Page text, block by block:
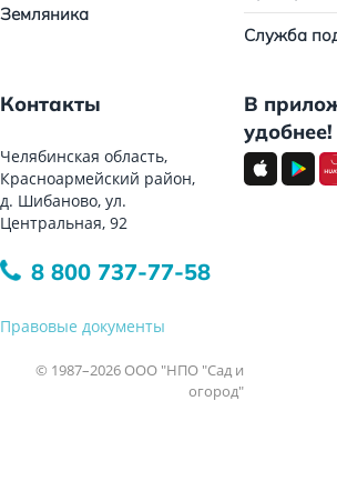
Земляника
Служба
Контакты
Челябинская область,
Красноармейский район,
д. Шибаново, ул.
Центральная, 92
8 800 737-77-58
Правовые документы
© 1987–2026 ООО "НПО "Сад и
огород"
В
удобнее!